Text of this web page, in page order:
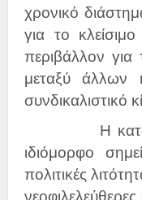
χρονικό
για το
περιβάλλον
μεταξύ άλλων
συνδικαλιστικό
Η κατάσταση
ιδιόμορφο
πολιτικές